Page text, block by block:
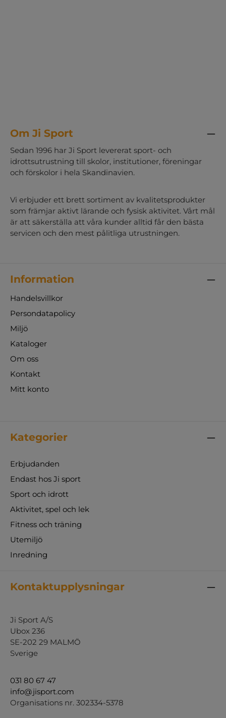
Om Ji Sport
Sedan 1996 har Ji Sport levererat sport- och
idrottsutrustning till skolor, institutioner, föreningar
och förskolor i hela Skandinavien.
Vi erbjuder ett brett sortiment av kvalitetsprodukter
som främjar aktivt lärande och fysisk aktivitet. Vårt mål
är att säkerställa att våra kunder alltid får den bästa
servicen och den mest pålitliga utrustningen.
Information
Handelsvillkor
Persondatapolicy
Miljö
Kataloger
Om oss
Kontakt
Mitt konto
Kategorier
Erbjudanden
Endast hos Ji sport
Sport och idrott
Aktivitet, spel och lek
Fitness och träning
Utemiljö
Inredning
Kontaktupplysningar
Ji Sport A/S
Ubox 236
SE-202 29 MALMÖ
Sverige
031 80 67 47
info@jisport.com
Organisations nr. 302334-5378